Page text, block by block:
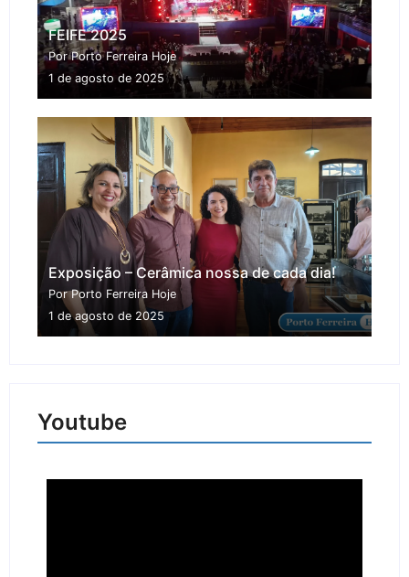
FEIFE 2025
Por Porto Ferreira Hoje
1 de agosto de 2025
Exposição – Cerâmica nossa de cada dia!
Por Porto Ferreira Hoje
1 de agosto de 2025
Youtube